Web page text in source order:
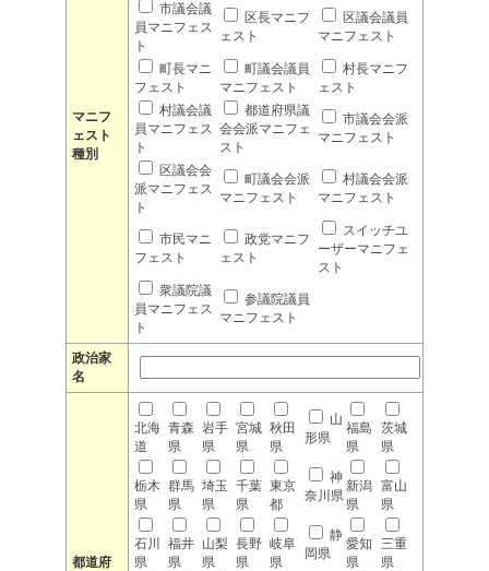
マニフ
ェスト
種別
市議会議
員マニフェス
ト
区長マニフ
ェスト
区議会議員
マニフェスト
町長マニ
フェスト
町議会議員
マニフェスト
村長マニフ
ェスト
村議会議
員マニフェス
ト
都道府県議
会会派マニフェ
スト
市議会会派
マニフェスト
区議会会
派マニフェス
ト
町議会会派
マニフェスト
村議会会派
マニフェスト
市民マニ
フェスト
政党マニフ
ェスト
スイッチユ
ーザーマニフェ
スト
衆議院議
員マニフェス
ト
参議院議員
マニフェスト
政治家
名
都道府
北海
道
青森
県
岩手
県
宮城
県
秋田
県
山
形県
福島
県
茨城
県
栃木
県
群馬
県
埼玉
県
千葉
県
東京
都
神
奈川県
新潟
県
富山
県
石川
県
福井
県
山梨
県
長野
県
岐阜
県
静
岡県
愛知
県
三重
県